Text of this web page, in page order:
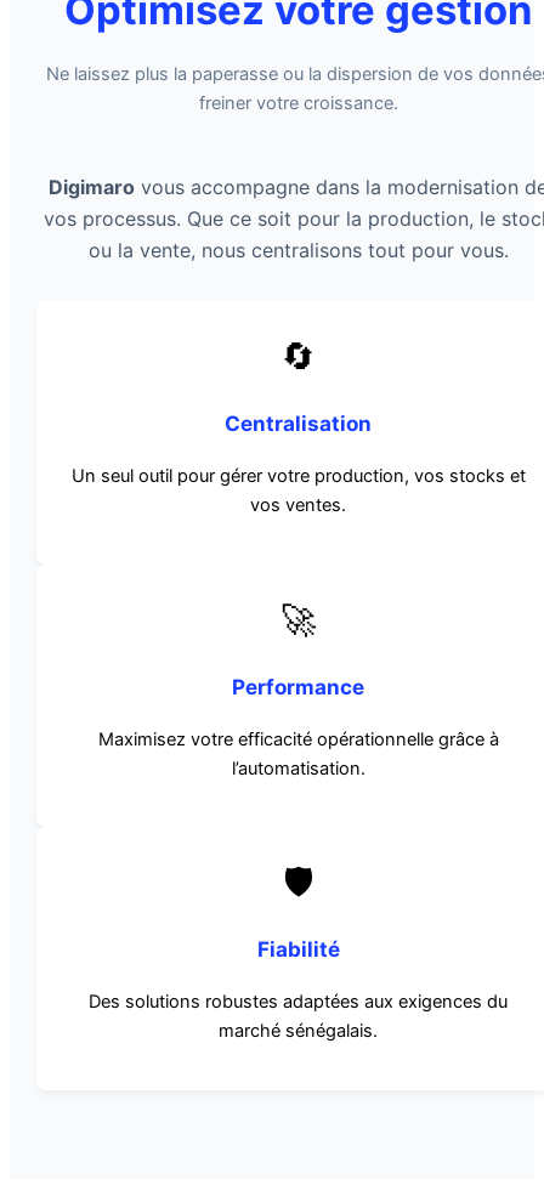
Ne laissez plus la paperasse ou la dispersion de vos
freiner votre croissance.
Digimaro vous accompagne dans la modernisation
vos processus. Que ce soit pour la production, le
ou la vente, nous centralisons tout pour vous.
🔄
Centralisation
Un seul outil pour gérer votre production, vos stocks et
vos ventes.
🚀
Performance
Maximisez votre efficacité opérationnelle grâce à
l’automatisation.
🛡️
Fiabilité
Des solutions robustes adaptées aux exigences du
marché sénégalais.